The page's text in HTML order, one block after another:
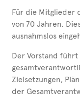
Für die Mitglieder
von 70 Jahren.
ausnahmslos
Der Vorstand
Zielsetzungen,
der